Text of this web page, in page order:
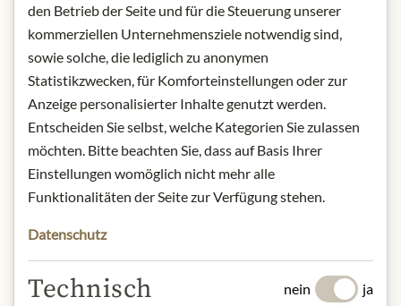
AUF LAGER
Art.Nr.:451143#1.000
BESCHREIBUNG
Alkoholgehalt: 6 % vol.
Kontakt: Domaine Chandon/ 1
California Drive/ Yountville, CA
94599/ USA/sales@chandon.com
den Betrieb der Seite und für die Steuerung unserer
kommerziellen Unternehmensziele notwendig sind,
sowie solche, die lediglich zu anonymen
Statistikzwecken, für Komforteinstellungen oder zur
Anzeige personalisierter Inhalte genutzt werden.
Entscheiden Sie selbst, welche Kategorien Sie zulassen
möchten. Bitte beachten Sie, dass auf Basis Ihrer
Einstellungen womöglich nicht mehr alle
Funktionalitäten der Seite zur Verfügung stehen.
Datenschutz
Technisch
nein ja